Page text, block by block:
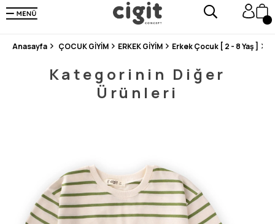
250.000'DEN FAZLA DEĞERLENDİRMEDE 5 ÜZERİNDEN 4.8 PUAN ALDI ⭐⭐⭐⭐⭐
3 MİLYONDAN FAZLA MUTLU MÜŞTERİ ❤️ 10 MİLYON ÜRÜN
Anasayfa ÇOCUK GİYİM ERKEK GİYİM Erkek Çocuk [ 2 - 8 Yaş ]
Kategorinin Diğer
Ürünleri